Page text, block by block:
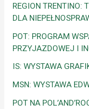
REGION TRENTINO:
DLA
POT: PROGRAM
PRZYJAZDOWEJ I
IS: WYSTAWA
MSN: WYSTAWA
POT NA